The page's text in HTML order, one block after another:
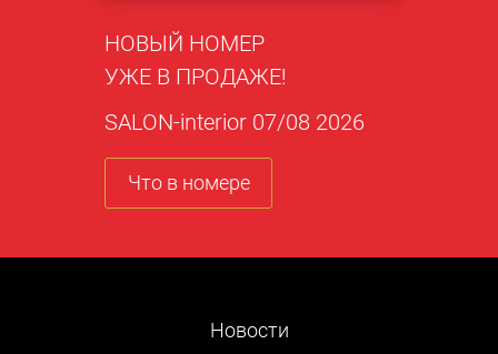
НОВЫЙ НОМЕР
УЖЕ В ПРОДАЖЕ!
SALON-interior 07/08 2026
Что в номере
Новости